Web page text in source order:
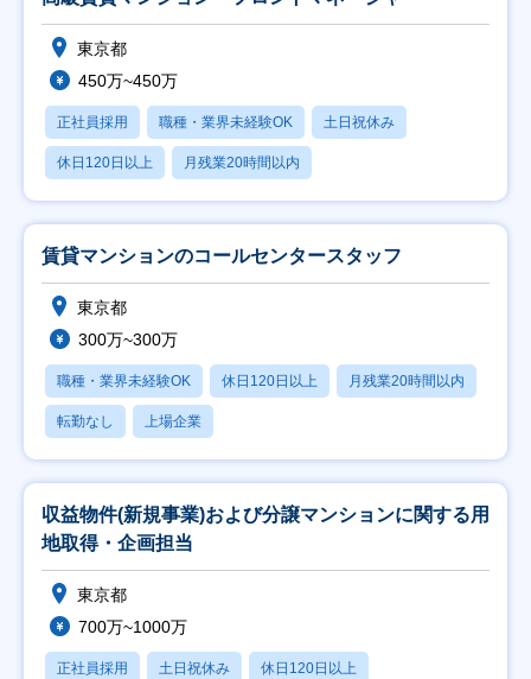
東京都
450万~450万
正社員採用 職種・業界未経験OK 土日祝休み
休日120日以上 月残業20時間以内
賃貸マンションのコールセンタースタッフ
東京都
300万~300万
職種・業界未経験OK 休日120日以上 月残業20時間以内
転勤なし 上場企業
収益物件(新規事業)および分譲マンションに関する用
地取得・企画担当
東京都
700万~1000万
正社員採用 土日祝休み 休日120日以上